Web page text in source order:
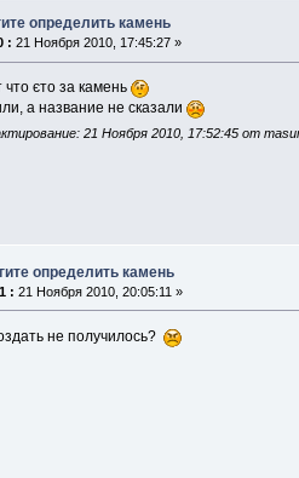
определить камень
: 21 Ноября 2010, 17:45:27 »
єто за камень
а название не сказали
21 Ноября 2010, 17:52:45 от
определить камень
: 21 Ноября 2010, 20:05:11 »
не получилось?